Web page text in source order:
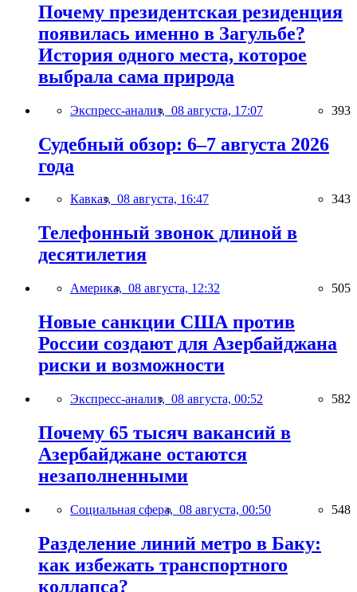
Почему президентская резиденция
появилась именно в Загульбе?
История одного места, которое
выбрала сама природа
Экспресс-анализ, 08 августа, 17:07 393
Судебный обзор: 6–7 августа 2026
года
Кавказ, 08 августа, 16:47 343
Телефонный звонок длиной в
десятилетия
Америка, 08 августа, 12:32 505
Новые санкции США против
России создают для Азербайджана
риски и возможности
Экспресс-анализ, 08 августа, 00:52 582
Почему 65 тысяч вакансий в
Азербайджане остаются
незаполненными
Социальная сфера, 08 августа, 00:50 548
Разделение линий метро в Баку:
как избежать транспортного
коллапса?